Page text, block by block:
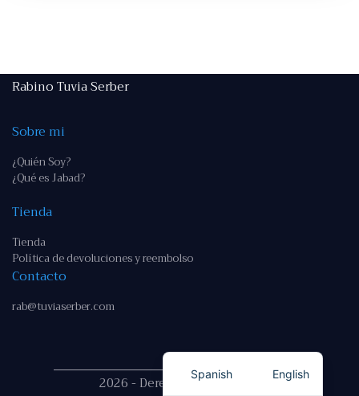
Rabino Tuvia Serber
Sobre mi
¿Quién Soy?
¿Qué es Jabad?
Tienda
Tienda
Política de devoluciones y reembolso
Contacto
rab@tuviaserber.com
2026 - Derechos reservados
Spanish English